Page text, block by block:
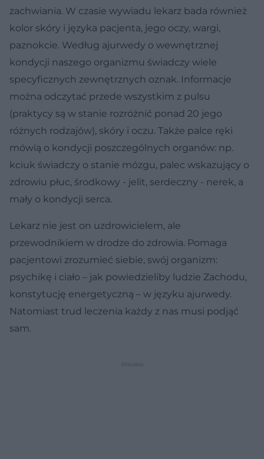
zachwiania. W czasie wywiadu lekarz bada również
kolor skóry i języka pacjenta, jego oczy, wargi,
paznokcie. Według ajurwedy o wewnętrznej
kondycji naszego organizmu świadczy wiele
specyficznych zewnętrznych oznak. Informacje
można odczytać przede wszystkim z pulsu
(praktycy są w stanie rozróżnić ponad 20 jego
różnych rodzajów), skóry i oczu. Także palce ręki
mówią o kondycji poszczególnych organów: np.
kciuk świadczy o stanie mózgu, palec wskazujący o
zdrowiu płuc, środkowy - jelit, serdeczny - nerek, a
mały o kondycji serca.
Lekarz nie jest on uzdrowicielem, ale
przewodnikiem w drodze do zdrowia. Pomaga
pacjentowi zrozumieć siebie, swój organizm:
psychikę i ciało – jak powiedzieliby ludzie Zachodu,
konstytucję energetyczną – w języku ajurwedy.
Natomiast trud leczenia każdy z nas musi podjąć
sam.